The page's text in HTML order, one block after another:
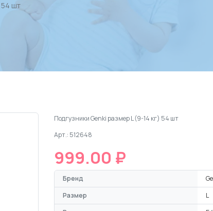
54 шт
Подгузники Genki размер L (9-14 кг) 54 шт
Арт.: 512648
999.00 ₽
Бренд
Размер
L